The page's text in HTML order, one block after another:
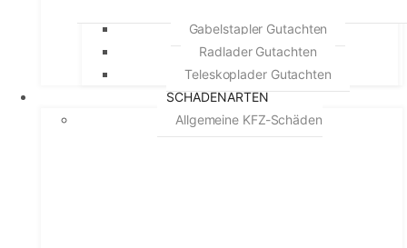
Gabelstapler Gutachten
Radlader Gutachten
Teleskoplader Gutachten
SCHADENARTEN
Allgemeine KFZ-Schäden